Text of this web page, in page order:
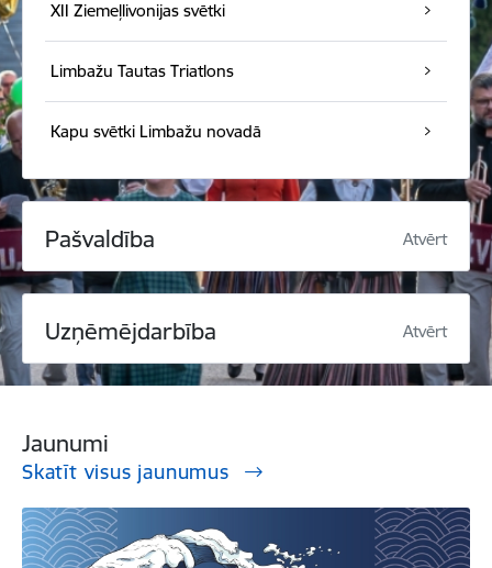
XII Ziemeļlivonijas svētki
Limbažu Tautas Triatlons
Kapu svētki Limbažu novadā
Pašvaldība Atvērt
Uzņēmējdarbība Atvērt
Jaunumi
Skatīt visus jaunumus